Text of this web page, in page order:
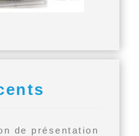
de présentation